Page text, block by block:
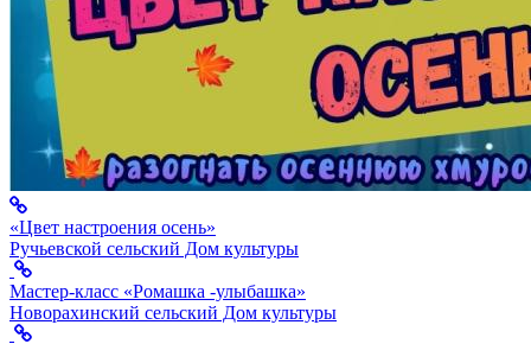
«Цвет настроения осень»
Ручьевской сельский Дом культуры
Мастер-класс «Ромашка -улыбашка»
Новорахинский сельский Дом культуры